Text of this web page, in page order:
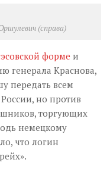
(справа)
форме и
генерала Краснова,
передать всем
но против
торгующих
немецкому
что логин